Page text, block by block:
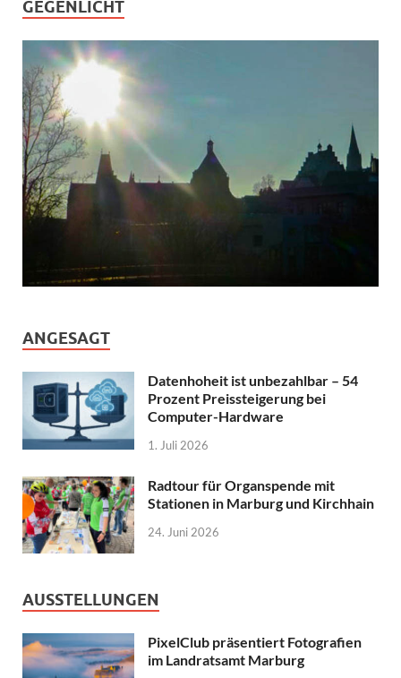
GEGENLICHT
ANGESAGT
Datenhoheit ist unbezahlbar – 54
Prozent Preissteigerung bei
Computer-Hardware
1. Juli 2026
Radtour für Organspende mit
Stationen in Marburg und Kirchhain
24. Juni 2026
AUSSTELLUNGEN
PixelClub präsentiert Fotografien
im Landratsamt Marburg